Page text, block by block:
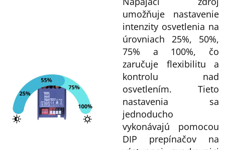
umožňuje nastavenie
intenzity osvetlenia na
úrovniach 25%, 50%,
75% a 100%, čo
zaručuje flexibilitu a
kontrolu nad
osvetlením. Tieto
nastavenia sa
jednoducho
vykonávajú pomocou
DIP prepínačov na